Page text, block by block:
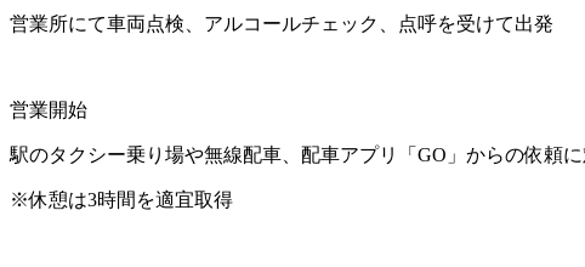
営業所にて車両点検、アルコールチェック、点呼を受けて出発
営業開始
駅のタクシー乗り場や無線配車、配車アプリ「GO」からの依頼
※休憩は3時間を適宜取得